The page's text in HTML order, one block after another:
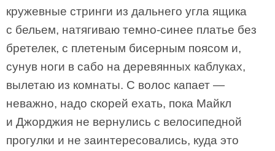
кружевные стринги из дальнего угла ящика
с бельем, натягиваю темно-синее платье без
бретелек, с плетеным бисерным поясом и,
сунув ноги в сабо на деревянных каблуках,
вылетаю из комнаты. С волос капает —
неважно, надо скорей ехать, пока Майкл
и Джорджия не вернулись с велосипедной
прогулки и не заинтересовались, куда это